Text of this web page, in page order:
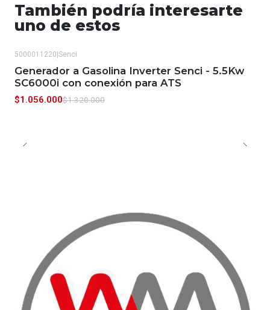
También podría interesarte
uno de estos
OFF
5000011220 Senci
Generador a Gasolina Inverter Senci - 5.5Kw
SC6000i con conexión para ATS
$1.056.000$1.320.000